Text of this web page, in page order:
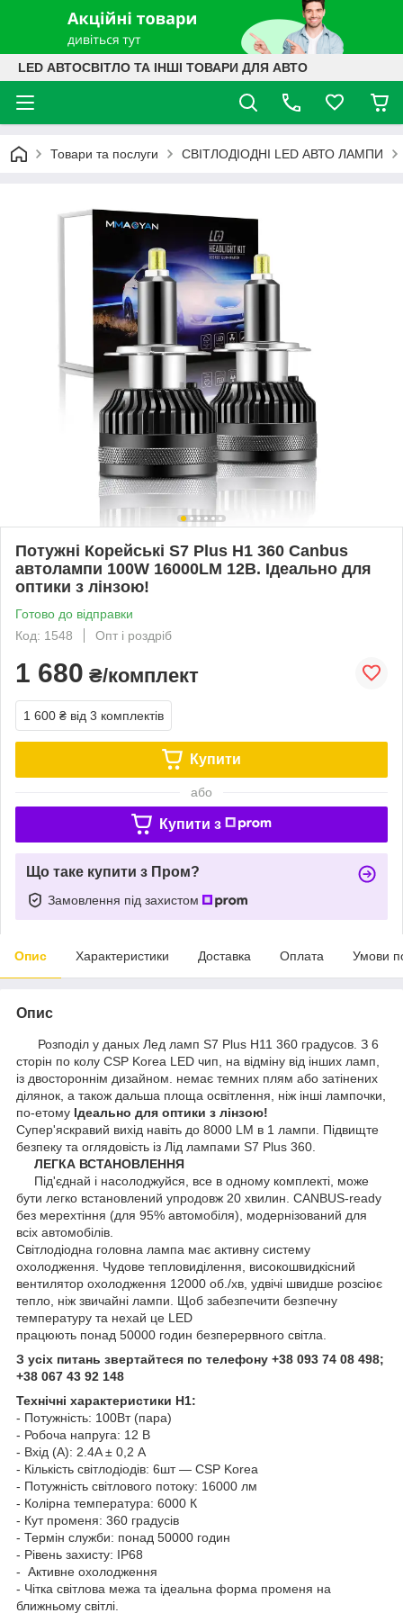
LED АВТОСВІТЛО ТА ІНШІ ТОВАРИ ДЛЯ АВТО
Товари та послуги СВІТЛОДІОДНІ LED АВТО ЛАМПИ
Потужні Корейські S7 Plus Н1 360 Canbus
автолампи 100W 16000LM 12В. Ідеально для
оптики з лінзою!
Готово до відправки
Код: 1548
Опт і роздріб
1 680 ₴/комплект
1 600 ₴ від 3 комплектів
Купити
або
Купити з
Що таке купити з Пром?
Замовлення під захистом
Опис Характеристики Доставка Оплата Умови
Опис
Розподіл у даных Лед ламп S7 Plus H11 360 градусов. З 6
сторін по колу CSP Korea LED чип, на відміну від інших ламп,
із двостороннім дизайном. немає темних плям або затінених
ділянок, а також дальша площа освітлення, ніж інші лампочки,
по-етому Ідеально для оптики з лінзою!
Супер'яскравий вихід навіть до 8000 LM в 1 лампи. Підвищте
безпеку та оглядовість із Лід лампами S7 Plus 360.
ЛЕГКА ВСТАНОВЛЕННЯ
Під'єднай і насолоджуйся, все в одному комплекті, може
бути легко встановлений упродовж 20 хвилин. CANBUS-ready
без мерехтіння (для 95% автомобіля), модернізований для
всіх автомобілів.
Світлодіодна головна лампа має активну систему
охолодження. Чудове тепловиділення, високошвидкісний
вентилятор охолодження 12000 об./хв, удвічі швидше розсіює
тепло, ніж звичайні лампи. Щоб забезпечити безпечну
температуру та нехай це LED
працюють понад 50000 годин безперервного світла.
З усіх питань звертайтеся по телефону +38 093 74 08 498;
+38 067 43 92 148
Технічні характеристики H1:
- Потужність: 100Вт (пара)
- Робоча напруга: 12 В
- Вхід (А): 2.4A ± 0,2 A
- Кількість світлодіодів: 6шт — CSP Korea
- Потужність світлового потоку: 16000 лм
- Колірна температура: 6000 К
- Кут променя: 360 градусів
- Термін служби: понад 50000 годин
- Рівень захисту: IP68
- Активне охолодження
- Чітка світлова межа та ідеальна форма променя на
ближньому світлі.